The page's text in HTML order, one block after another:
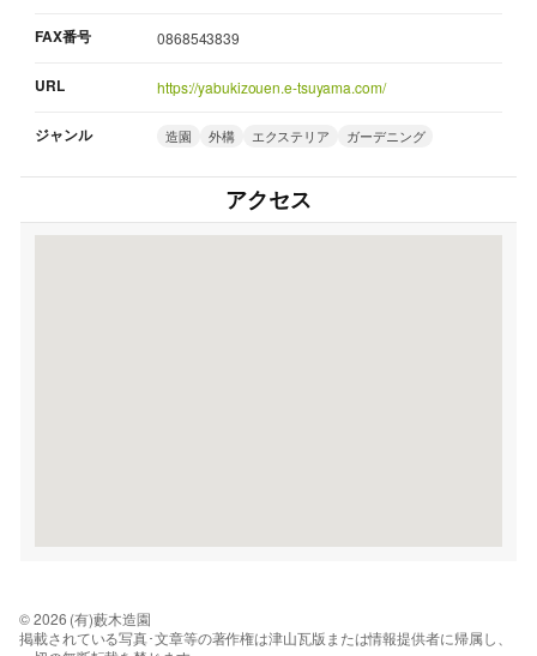
FAX番号 0868543839
URL https://yabukizouen.e-tsuyama.com/
ジャンル 造園 外構 エクステリア ガーデニング
アクセス
© 2026 (有)藪木造園
掲載されている写真･文章等の著作権は津山瓦版または情報提供者に帰属し、